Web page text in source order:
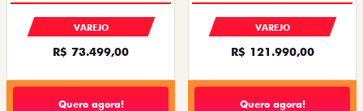
VAREJO
R$ 73.499,00
Quero agora!
VAREJO
R$ 121.990,00
Quero agora!